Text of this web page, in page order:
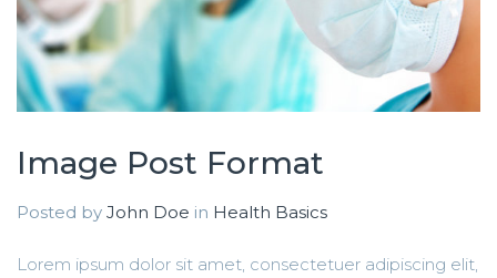
Image Post Format
Posted by John Doe in Health Basics
Lorem ipsum dolor sit amet, consectetuer adipiscing elit,